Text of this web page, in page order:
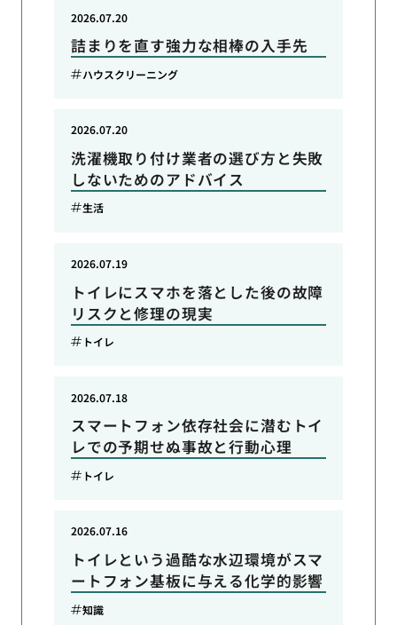
詰まりを直す強力な相棒の入手先
2026.07.20
ハウスクリーニング
洗濯機取り付け業者の選び方と失敗
しないためのアドバイス
2026.07.20
生活
トイレにスマホを落とした後の故障
リスクと修理の現実
2026.07.19
トイレ
スマートフォン依存社会に潜むトイ
レでの予期せぬ事故と行動心理
2026.07.18
トイレ
トイレという過酷な水辺環境がスマ
ートフォン基板に与える化学的影響
2026.07.16
知識